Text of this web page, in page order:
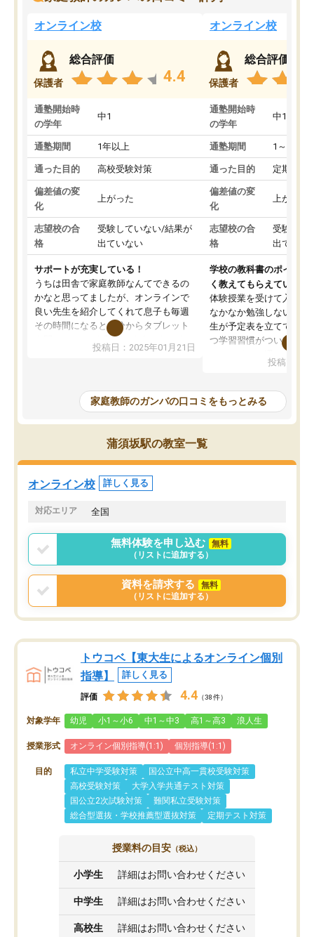
オンライン校
保護者
総合評価
4.4
通塾開始時
の学年
中1
通塾期間 1年以上
通った目的 高校受験対策
偏差値の変
化
上がった
志望校の合
格
受験していない/結果が
出ていない
サポートが充実している！
うちは田舎で家庭教師なんてできるの
かなと思ってましたが、オンラインで
良い先生を紹介してくれて息子も毎週
その時間になると自分からタブレット
を開いてzoomを繋げるようになりまし
た！5科目なんでもOKなのもとても気
めて1年ほどだった今では平均点以上の
科目が増えてきました！あと1年受験ま
であるので無料の週末教室を使用しな
がら頑張って欲しいと思います！
投稿日：2025年01月21日
オンライン校
保護者
総合評価
通塾開始時
の学年
中1
通塾期間 1～3ヵ月
通った目的 定期テス
偏差値の変
化
上がった
志望校の合
格
受験して
出ていな
学校の教科書のポイント
く教えてもらえている
体験授業を受けて入塾し
なかなか勉強しない息子
生が予定表を立ててくれ
つ学習習慣がついてきま
指導が無い日も予定表
問できるのでとても助か
投稿日：
家庭教師のガンバの口コミをもっとみる
蒲須坂駅の教室一覧
オンライン校 詳しく見る
対応エリア 全国
無料体験を申し込む
無料
（リストに追加する）
資料を請求する
無料
（リストに追加する）
トウコベ【東大生によるオンライン個別
指導】
詳しく見る
評価 4.4 （38件）
対象学年 幼児 小1～小6 中1～中3 高1～高3 浪人生
授業形式 オンライン個別指導(1:1) 個別指導(1:1)
目的 私立中学受験対策
国公立中高一貫校受験対策
高校受験対策
大学入学共通テスト対策
国公立2次試験対策
難関私立受験対策
総合型選抜・学校推薦型選抜対策
定期テスト対策
授業料の目安 （税込）
小学生 詳細はお問い合わせください
中学生 詳細はお問い合わせください
高校生 詳細はお問い合わせください